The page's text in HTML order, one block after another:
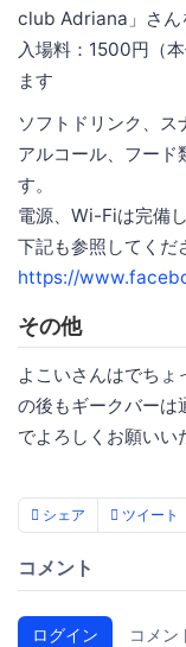
club Adriana」さん
入場料：1500円（
ます
ソフトドリンク、ス
アルコール、フード
す。
電源、Wi-Fiは完備し
下記も参照してくだ
https://
その他
よこいさんはでち
の後もギークバーは
でよろしくお願いい
シェア ツイート
コメント
ログイン コメン